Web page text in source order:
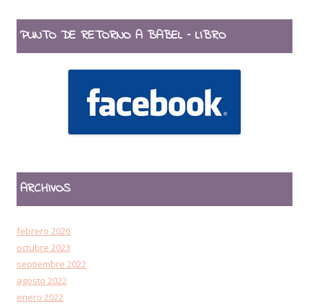
PUNTO DE RETORNO A BABEL – LIBRO
ARCHIVOS
febrero 2026
octubre 2023
septiembre 2022
agosto 2022
enero 2022